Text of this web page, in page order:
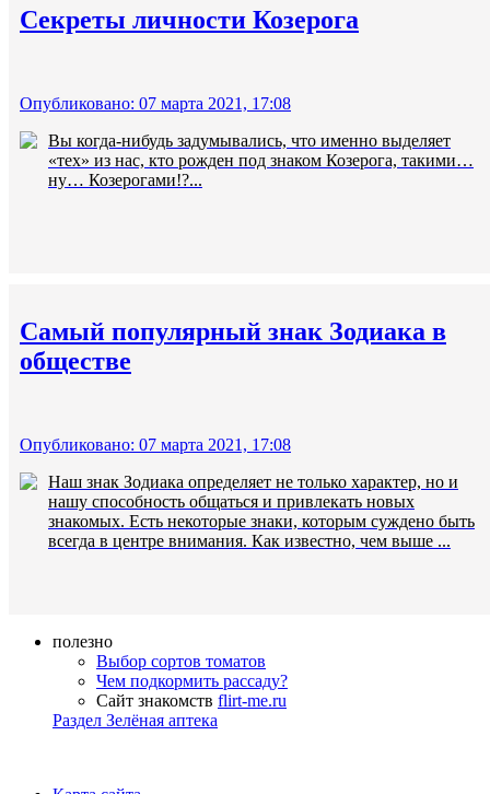
Секреты личности Козерога
Опубликовано: 07 марта 2021, 17:08
Вы когда-нибудь задумывались, что именно выделяет
«тех» из нас, кто рожден под знаком Козерога, такими…
ну… Козерогами!?...
Самый популярный знак Зодиака в
обществе
Опубликовано: 07 марта 2021, 17:08
Наш знак Зодиака определяет не только характер, но и
нашу способность общаться и привлекать новых
знакомых. Есть некоторые знаки, которым суждено быть
всегда в центре внимания. Как известно, чем выше ...
полезно
Выбор сортов томатов
Чем подкормить рассаду?
Сайт знакомств flirt-me.ru
Раздел Зелёная аптека